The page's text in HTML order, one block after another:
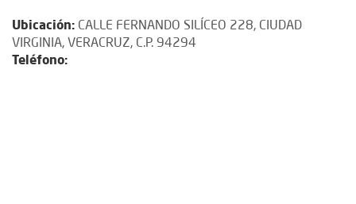
Ubicación: CALLE FERNANDO SILÍCEO 228, CIUDAD
VIRGINIA, VERACRUZ, C.P. 94294
Teléfono: